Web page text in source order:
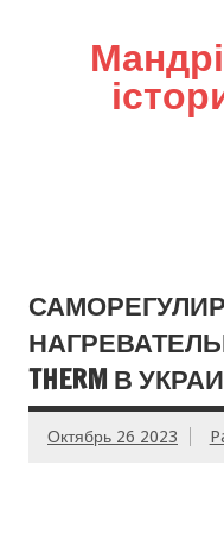
THERM В
Октябрь 26 2023